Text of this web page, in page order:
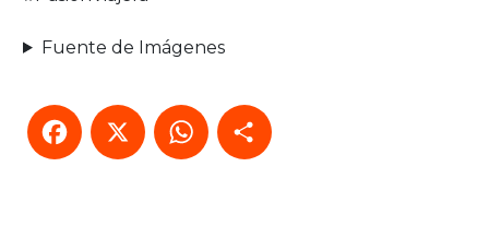
Facebook
X WhatsAppCompartir
Fuente de Imágenes